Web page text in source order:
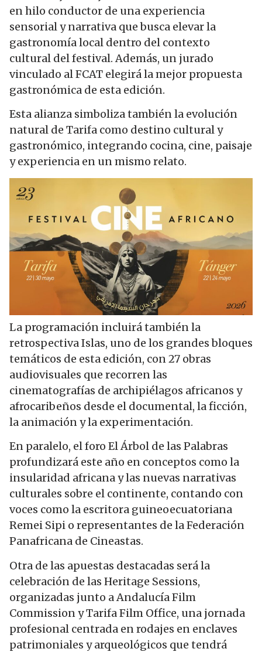
en hilo conductor de una experiencia
sensorial y narrativa que busca elevar la
gastronomía local dentro del contexto
cultural del festival. Además, un jurado
vinculado al FCAT elegirá la mejor propuesta
gastronómica de esta edición.
Esta alianza simboliza también la evolución
natural de Tarifa como destino cultural y
gastronómico, integrando cocina, cine, paisaje
y experiencia en un mismo relato.
La programación incluirá también la
retrospectiva Islas, uno de los grandes bloques
temáticos de esta edición, con 27 obras
audiovisuales que recorren las
cinematografías de archipiélagos africanos y
afrocaribeños desde el documental, la ficción,
la animación y la experimentación.
En paralelo, el foro El Árbol de las Palabras
profundizará este año en conceptos como la
insularidad africana y las nuevas narrativas
culturales sobre el continente, contando con
voces como la escritora guineoecuatoriana
Remei Sipi o representantes de la Federación
Panafricana de Cineastas.
Otra de las apuestas destacadas será la
celebración de las Heritage Sessions,
organizadas junto a Andalucía Film
Commission y Tarifa Film Office, una jornada
profesional centrada en rodajes en enclaves
patrimoniales y arqueológicos que tendrá